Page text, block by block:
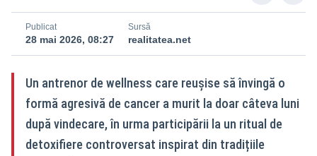
Publicat
28 mai 2026, 08:27
Sursă
realitatea.net
Un antrenor de wellness care reușise să învingă o
formă agresivă de cancer a murit la doar câteva luni
după vindecare, în urma participării la un ritual de
detoxifiere controversat inspirat din tradițiile